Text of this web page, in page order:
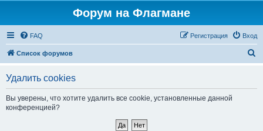
Форум на Флагмане
FAQ Вход
Регистрация
Список форумов
Удалить cookies
Вы уверены, что хотите удалить все cookie, установленные данной
конференцией?